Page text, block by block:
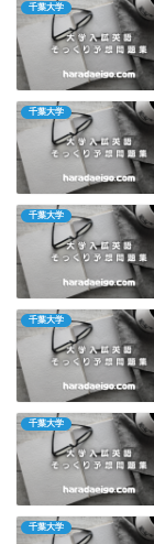
千葉大学
千葉大学
千葉大学
千葉大学
千葉大学
千葉大学